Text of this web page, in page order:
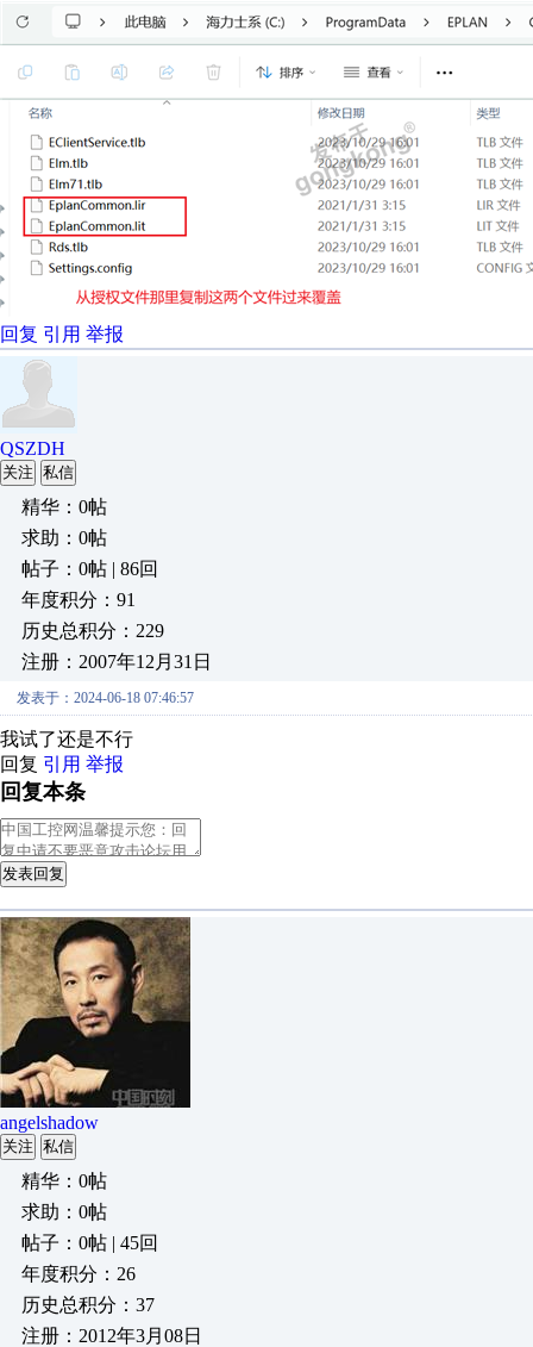
回复 引用 举报
QSZDH
关注 私信
精华：0帖
求助：0帖
帖子：0帖 | 86回
年度积分：91
历史总积分：229
注册：2007年12月31日
发表于：2024-06-18 07:46:57
我试了还是不行
回复 引用 举报
回复本条
发表回复
angelshadow
关注 私信
精华：0帖
求助：0帖
帖子：0帖 | 45回
年度积分：26
历史总积分：37
注册：2012年3月08日